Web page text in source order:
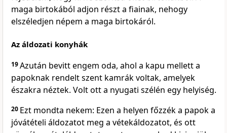
maga birtokából adjon részt a fiainak, nehogy
elszéledjen népem a maga birtokáról.
Az áldozati konyhák
19Azután bevitt engem oda, ahol a kapu mellett a
papoknak rendelt szent kamrák voltak, amelyek
északra néztek. Volt ott a nyugati szélén egy helyiség.
20 Ezt mondta nekem: Ezen a helyen főzzék a papok a
jóvátételi áldozatot meg a vétekáldozatot, és ott